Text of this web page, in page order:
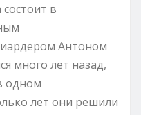
в
Антоном
много лет назад,
одном
лет они решили